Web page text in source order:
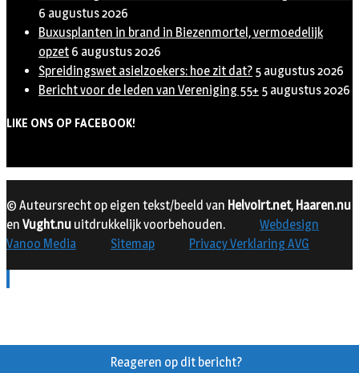
6 augustus 2026
Buxusplanten in brand in Biezenmortel, vermoedelijk
opzet 6 augustus 2026
Spreidingswet asielzoekers: hoe zit dat? 5 augustus 2026
Bericht voor de leden van Vereniging 55+ 5 augustus 2026
LIKE ONS OP FACEBOOK!
Reageren op dit bericht?
© Auteursrecht op eigen tekst/beeld van Helvoirt.net, Haaren.nu
en Vught.nu uitdrukkelijk voorbehouden.
Webdesign
Vanoo Media
Sitemap Privacy Verklaring AVG